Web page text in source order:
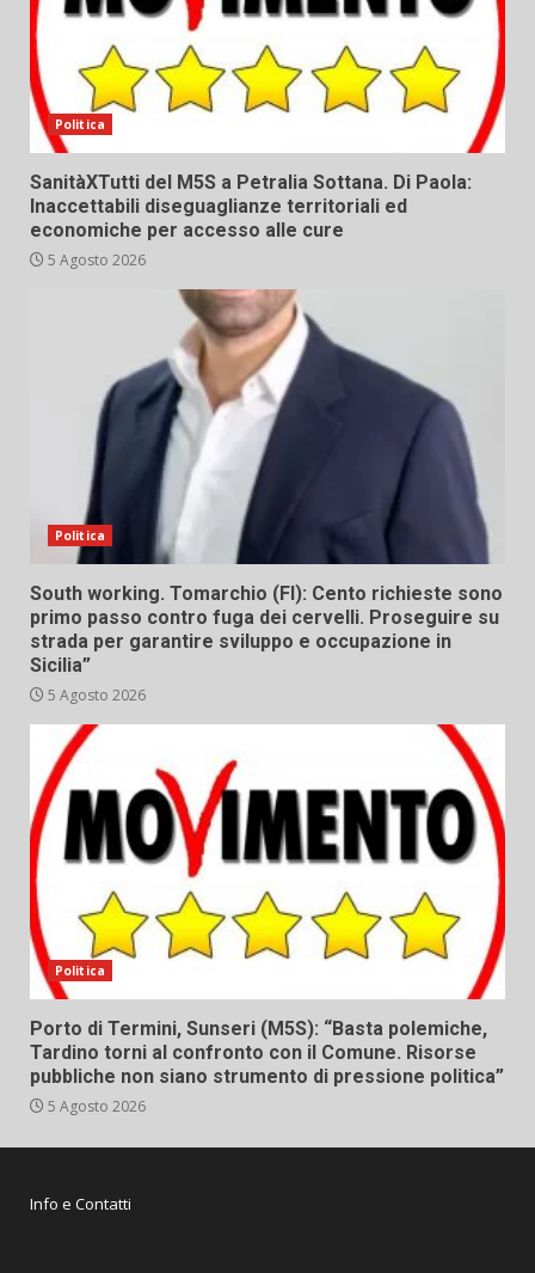
Politica
SanitàXTutti del M5S a Petralia Sottana. Di Paola:
Inaccettabili diseguaglianze territoriali ed
economiche per accesso alle cure
5 Agosto 2026
Politica
South working. Tomarchio (FI): Cento richieste sono
primo passo contro fuga dei cervelli. Proseguire su
strada per garantire sviluppo e occupazione in
Sicilia”
5 Agosto 2026
Politica
Porto di Termini, Sunseri (M5S): “Basta polemiche,
Tardino torni al confronto con il Comune. Risorse
pubbliche non siano strumento di pressione politica”
5 Agosto 2026
Info e Contatti